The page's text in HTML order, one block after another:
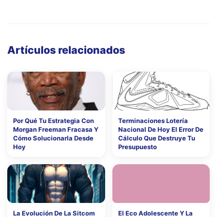
Artículos relacionados
Por Qué Tu Estrategia Con
Morgan Freeman Fracasa Y
Cómo Solucionarla Desde
Hoy
Terminaciones Lotería
Nacional De Hoy El Error De
Cálculo Que Destruye Tu
Presupuesto
La Evolución De La Sitcom El Eco Adolescente Y La